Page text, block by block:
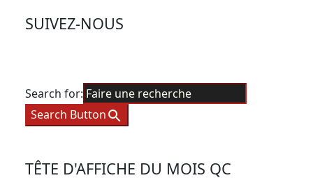
SUIVEZ-NOUS
Search for:
Search Button
TÊTE D'AFFICHE DU MOIS QC